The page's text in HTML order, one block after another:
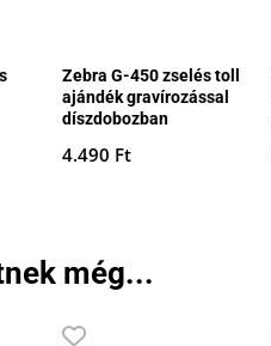
Zebra G-450 zselés toll
ajándék gravírozással
díszdobozban
4.490 Ft
még...